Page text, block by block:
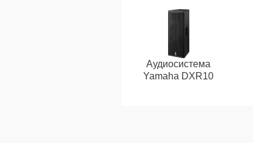
Аудиосистема
Yamaha DXR10